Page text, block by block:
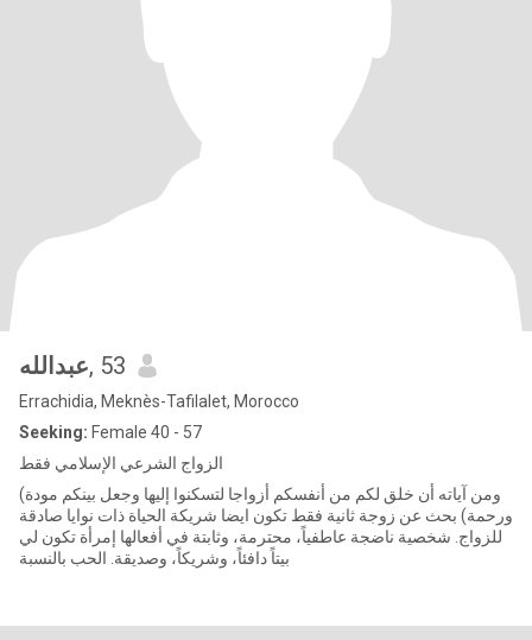
عبدالله, 53
Errachidia, Meknès-Tafilalet, Morocco
Seeking: Female 40 - 57
الزواج الشرعي الإسلامي فقط
(ومن آياته أن خلق لكم من أنفسكم أزواجا لتسكنوا إليها وجعل بينكم مودة
ورحمة) بحث عن زوجة ثانية فقط تكون ايضا شريكة الحياة ذات نوايا صادقة
للزواج. شخصية ناضجة عاطفياً، محترمة، وثابتة في أفعالها إمرأة تكون لي
بيتاً دافئاً، وشريكاً، وصديقة. الحب بالنسبة